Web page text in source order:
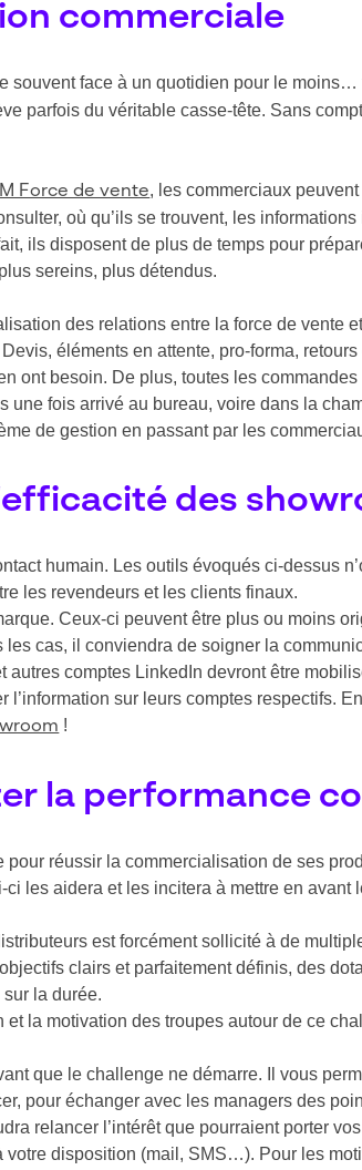
commerciale
souvent face à un quotidien pour le
parfois du véritable casse-tête. Sans
Force de vente, les commerciaux
où qu’ils se trouvent, les
ils disposent de plus de temps pour
sereins, plus détendus.
des relations entre la force de vente
éléments en attente, pro-forma,
ont besoin. De plus, toutes les
une fois arrivé au bureau, voire dans la
de gestion en passant par les
des
humain. Les outils évoqués ci-dessus
les revendeurs et les clients finaux.
Ceux-ci peuvent être plus ou moins
cas, il conviendra de soigner la
comptes LinkedIn devront être
sur leurs comptes respectifs.
!
la performance
réussir la commercialisation de ses
les aidera et les incitera à mettre en avant
est forcément sollicité à de
clairs et parfaitement définis, des
la durée.
la motivation des troupes autour de ce
que le challenge ne démarre. Il vous
pour échanger avec les managers des
relancer l’intérêt que pourraient porter
disposition (mail, SMS…). Pour les